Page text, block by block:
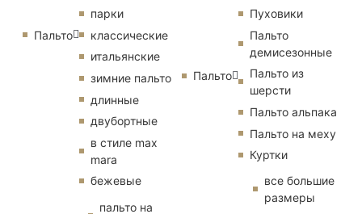
Пальто
парки
классические
итальянские
зимние пальто
длинные
двубортные
в стиле max
mara
бежевые
пальто на
Пальто
Пуховики
Пальто
демисезонные
Пальто из
шерсти
Пальто альпака
Пальто на меху
Куртки
все большие
размеры